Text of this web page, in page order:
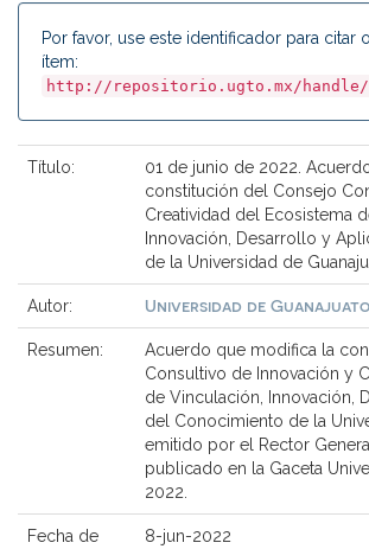
Por favor, use este identificador para citar
ítem:
http://repositorio.ugto.mx/handle/
Título:
01 de junio de 2022.
constitución del Consejo
Creatividad del Ecosistema
Innovación, Desarrollo y
de la Universidad de
Autor: Universidad de
Resumen:
Acuerdo que modifica la
Consultivo de Innovación y
de Vinculación, Innovación,
del Conocimiento de la
emitido por el Rector
publicado en la Gaceta
2022.
Fecha de
8-jun-2022